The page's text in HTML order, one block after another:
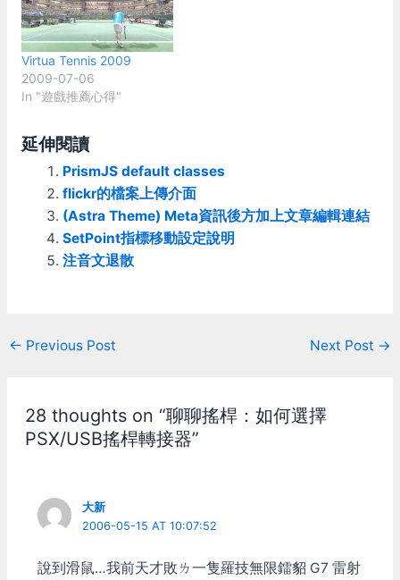
器。接收器雖然也可以單獨
買到，不過單買的話一顆就
要6、700；所以還是買紅
色包裝的比較划算，大概
1500左右。 硬體功能 無線
搖桿ID，使用上非常方便。
按住大X按鈕可以打開搖桿
X按鈕無法定義為遊戲按鈕
使用，也沒法用這按鈕來關
把他們寫成共用一軸)。10
的LT/RT和類比軸按下去的
Virtua Tennis 2009
2009-07-06
In "遊戲推薦心得"
延伸閱讀
PrismJS default classes
flickr的檔案上傳介面
(Astra Theme) Meta資訊後方加上文章編輯連結
SetPoint指標移動設定說明
注音文退散
Post
← Previous Post Next Post →
28 thoughts on “聊聊搖桿：如何選擇
PSX/USB搖桿轉接器”
大新
2006-05-15 AT 10:07:52
說到滑鼠…我前天才敗ㄌ一隻羅技無限鐳貂 G7 雷射